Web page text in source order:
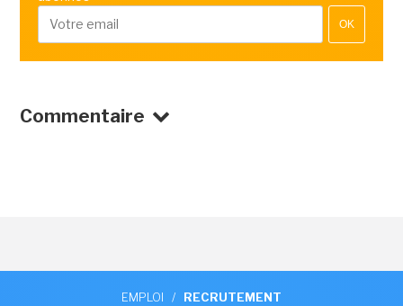
OK
Commentaire
EMPLOI / RECRUTEMENT